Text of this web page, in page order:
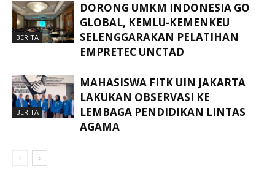
BERITA
DORONG UMKM INDONESIA GO
GLOBAL, KEMLU-KEMENKEU
SELENGGARAKAN PELATIHAN
EMPRETEC UNCTAD
BERITA
MAHASISWA FITK UIN JAKARTA
LAKUKAN OBSERVASI KE
LEMBAGA PENDIDIKAN LINTAS
AGAMA